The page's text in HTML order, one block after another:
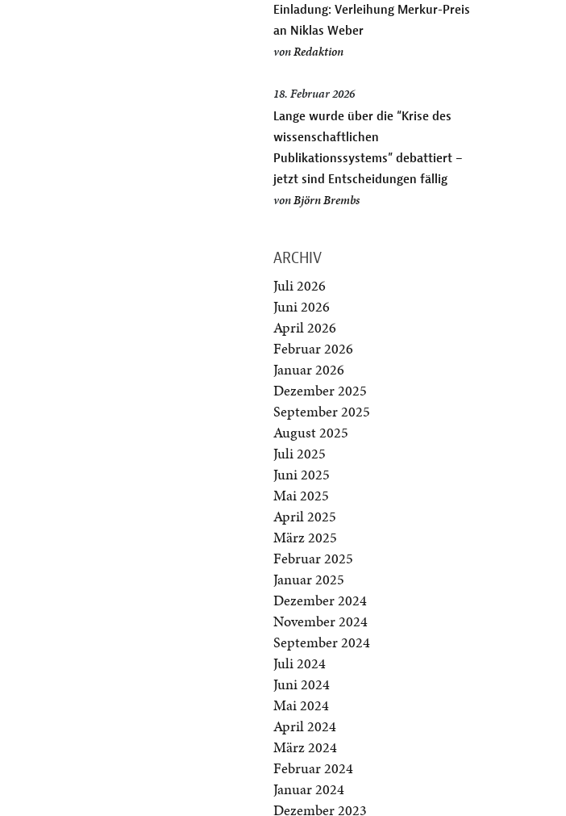
Einladung: Verleihung Merkur-Preis
an Niklas Weber
vonRedaktion
18. Februar 2026
Lange wurde über die “Krise des
wissenschaftlichen
Publikationssystems” debattiert –
jetzt sind Entscheidungen fällig
vonBjörn Brembs
ARCHIV
Juli 2026
Juni 2026
April 2026
Februar 2026
Januar 2026
Dezember 2025
September 2025
August 2025
Juli 2025
Juni 2025
Mai 2025
April 2025
März 2025
Februar 2025
Januar 2025
Dezember 2024
November 2024
September 2024
Juli 2024
Juni 2024
Mai 2024
April 2024
März 2024
Februar 2024
Januar 2024
Dezember 2023